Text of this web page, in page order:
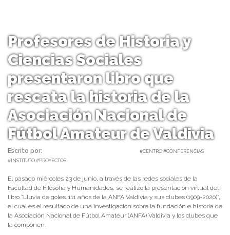
Profesores de Historia y
Ciencias Sociales
presentaron libro que
rescata la historia de la
Asociación Nacional de
Fútbol Amateur de Valdivia
Escrito por:
#CENTRO #CONFERENCIAS
#INSTITUTO #PROYECTOS
El pasado miércoles 23 de junio, a través de las redes sociales de la
Facultad de Filosofía y Humanidades, se realizó la presentación virtual del
libro “Lluvia de goles. 111 años de la ANFA Valdivia y sus clubes (1909-2020)”,
el cual es el resultado de una investigación sobre la fundación e historia de
la Asociación Nacional de Fútbol Amateur (ANFA) Valdivia y los clubes que
la componen.